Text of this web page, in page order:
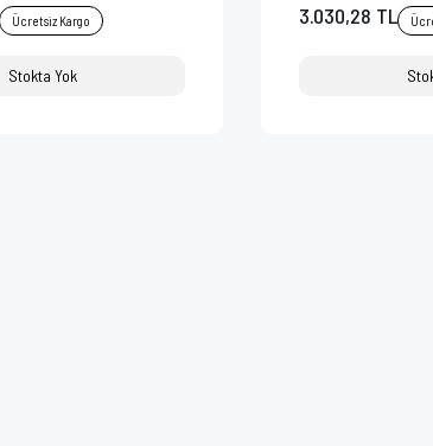
Ücretsiz Kargo
Stokta Yok
3.030,28 TL